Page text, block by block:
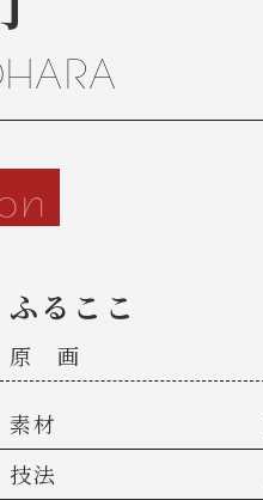
ふるここ
原 画
素材
技法